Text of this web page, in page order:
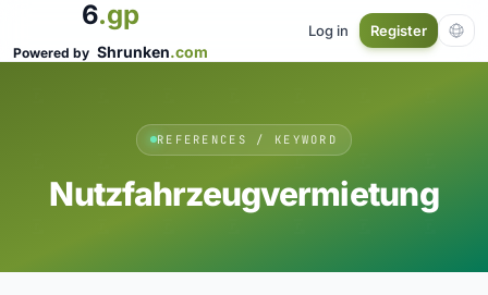
6.gp
Powered by Shrunken.com
Log in Register
REFERENCES / KEYWORD
Nutzfahrzeugvermietung